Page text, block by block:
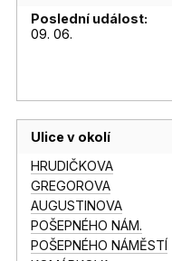
Poslední událost:
09. 06.
Ulice v okolí
HRUDIČKOVA
GREGOROVA
AUGUSTINOVA
POŠEPNÉHO NÁM.
POŠEPNÉHO NÁMĚSTÍ